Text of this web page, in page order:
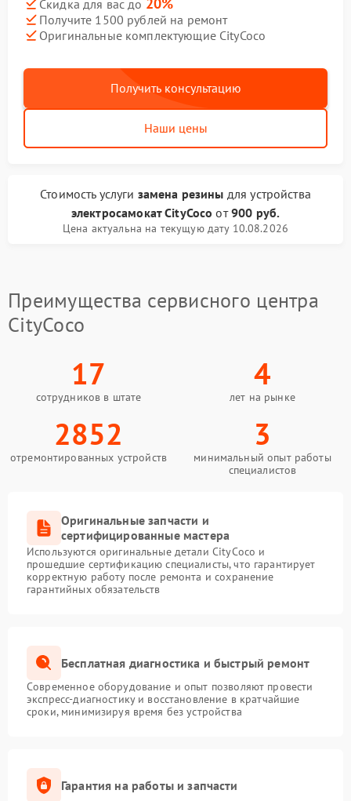
Скидка для вас до
Получите 1500 рублей на ремонт
Оригинальные комплектующие CityCoco
Получить консультацию
Наши цены
Стоимость услуги замена резины для устройства
электросамокат CityCoco от900 руб.
Цена актуальна на текущую дату 10.08.2026
Преимущества сервисного центра
CityCoco
17
сотрудников в штате
4
лет на рынке
2852
отремонтированных устройств
3
минимальный опыт работы
специалистов
Оригинальные запчасти и
сертифицированные мастера
Используются оригинальные детали CityCoco и
прошедшие сертификацию специалисты, что гарантирует
корректную работу после ремонта и сохранение
гарантийных обязательств
Бесплатная диагностика и быстрый ремонт
Современное оборудование и опыт позволяют провести
экспресс-диагностику и восстановление в кратчайшие
сроки, минимизируя время без устройства
Гарантия на работы и запчасти